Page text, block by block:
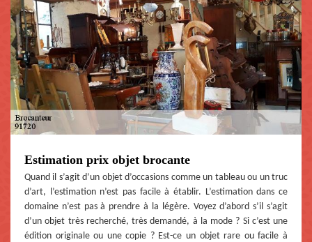
Estimation prix objet brocante
Quand il s’agit d’un objet d’occasions comme un tableau ou un truc
d’art, l’estimation n’est pas facile à établir. L’estimation dans ce
domaine n’est pas à prendre à la légère. Voyez d’abord s’il s’agit
d’un objet très recherché, très demandé, à la mode ? Si c’est une
édition originale ou une copie ? Est-ce un objet rare ou facile à